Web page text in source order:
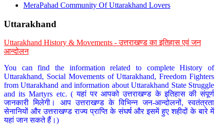
MeraPahad Community Of Uttarakhand Lovers
Uttarakhand
Uttarakhand History & Movements - उत्तराखण्ड का इतिहास एवं जन
आन्दोलन
You can find the information related to complete History of
Uttarakhand, Social Movements of Uttarakhand, Freedom Fighters
from Uttarakhand and information about Uttarakhand State Struggle
and its Martyrs etc. ( यहां पर आपको उत्तराखण्ड के इतिहास की संपूर्ण
जानकारी मिलेगी। आप उत्तराखण्ड के विभिन्न जन-आन्दोलनों, स्वतंत्रता
सेनानियों और उत्तराखण्ड राज्य प्राप्ति के संघर्ष और इसमें हुए शहीदों के बारे में
यहां जान सकते हैं।)